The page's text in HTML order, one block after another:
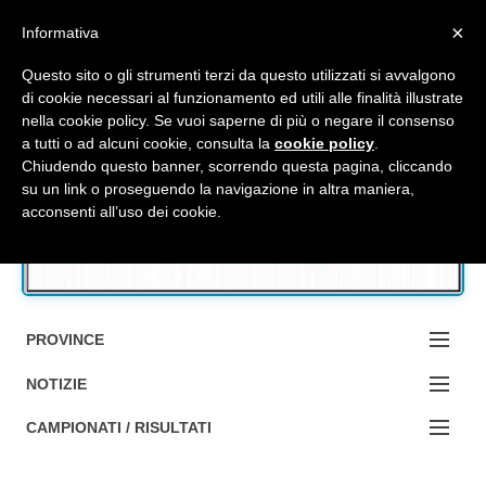
Accedi / Registrati
Contattaci
PROVINCE
EDIZIONE:
BOLOGNA
NOTIZIE
NOTIZIE:
CAMPIONATI / RISULTATI
×
Informativa
Questo sito o gli strumenti terzi da questo utilizzati si avvalgono
di cookie necessari al funzionamento ed utili alle finalità illustrate
nella cookie policy. Se vuoi saperne di più o negare il consenso
a tutti o ad alcuni cookie, consulta la cookie policy
Chiudendo questo banner, scorrendo questa pagina, cliccando
su un link o proseguendo la navigazione in altra maniera,
acconsenti all’uso dei cookie.